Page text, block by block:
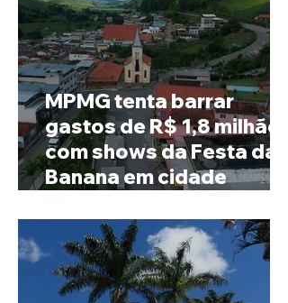
MPMG tenta barrar
gastos de R$ 1,8 milhão
com shows da Festa da
Banana em cidade
4 mil habitantes